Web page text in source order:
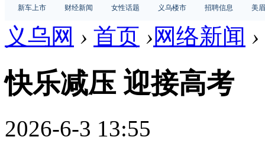
新车上市
财经新闻 女性话题 义乌楼市 招聘信息 美
义乌网 › 首页 ›网络新闻 ›
快乐减压 迎接高考
2026-6-3 13:55